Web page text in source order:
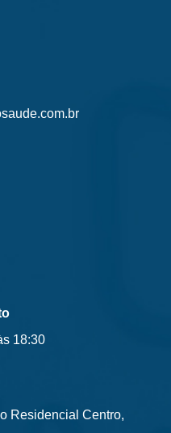
18:30
Residencial Centro,